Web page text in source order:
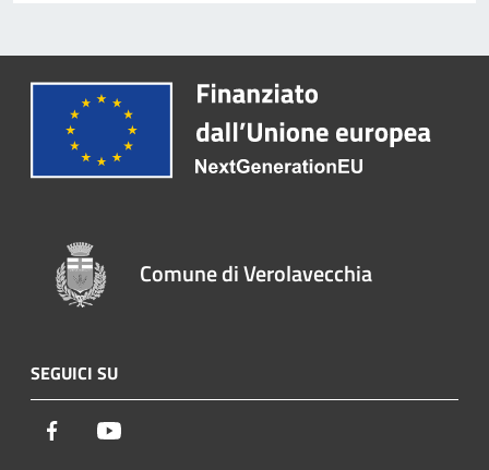
Comune di Verolavecchia
SEGUICI SU
Facebook